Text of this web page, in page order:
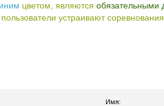
цветом, являются обязательными
устраивают
Имя: